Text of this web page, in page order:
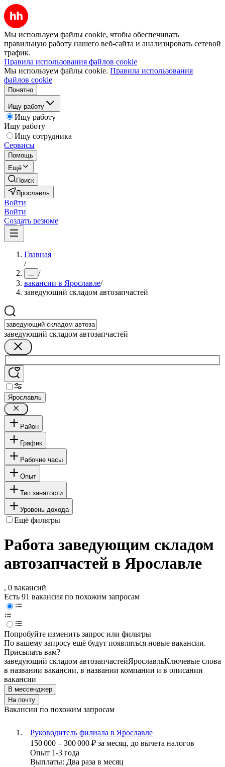
Мы используем файлы cookie, чтобы обеспечивать
правильную работу нашего веб-сайта и анализировать сетевой
трафик.
Правила использования файлов cookie
Мы используем файлы cookie. Правила использования
файлов cookie
Понятно
Ищу работу
Ищу работу
Ищу работу
Ищу сотрудника
Сервисы
Помощь
Ещё
Поиск
Ярославль
Войти
Войти
Создать резюме
Главная
/
... /
вакансии в Ярославле/
заведующий складом автозапчастей
заведующий складом автозапчастей
Ярославль
Район
График
Рабочие часы
Опыт
Тип занятости
Уровень дохода
Ещё фильтры
Работа заведующим складом
автозапчастей в Ярославле
, 0 вакансий
Есть 91 вакансия по похожим запросам
Попробуйте изменить запрос или фильтры
По вашему запросу ещё будут появляться новые вакансии.
Присылать вам?
заведующий складом автозапчастейЯрославльКлючевые слова
в названии вакансии, в названии компании и в описании
вакансии
В мессенджер
На почту
Вакансии по похожим запросам
Руководитель филиала в Ярославле
150 000 – 300 000 ₽ за месяц, до вычета налогов
Опыт 1-3 года
Выплаты: Два раза в месяц